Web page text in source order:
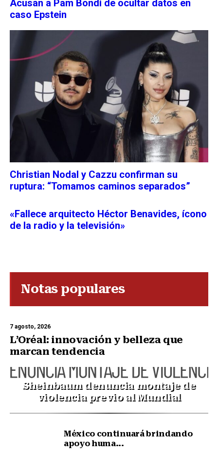
Acusan a Pam Bondi de ocultar datos en
caso Epstein
Christian Nodal y Cazzu confirman su
ruptura: “Tomamos caminos separados”
«Fallece arquitecto Héctor Benavides, ícono
de la radio y la televisión»
Notas populares
7 agosto, 2026
L’Oréal: innovación y belleza que
marcan tendencia
Sheinbaum denuncia montaje de
violencia previo al Mundial
México continuará brindando
apoyo huma...